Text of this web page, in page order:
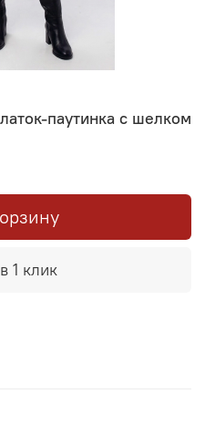
паутинка с шелком
1 клик